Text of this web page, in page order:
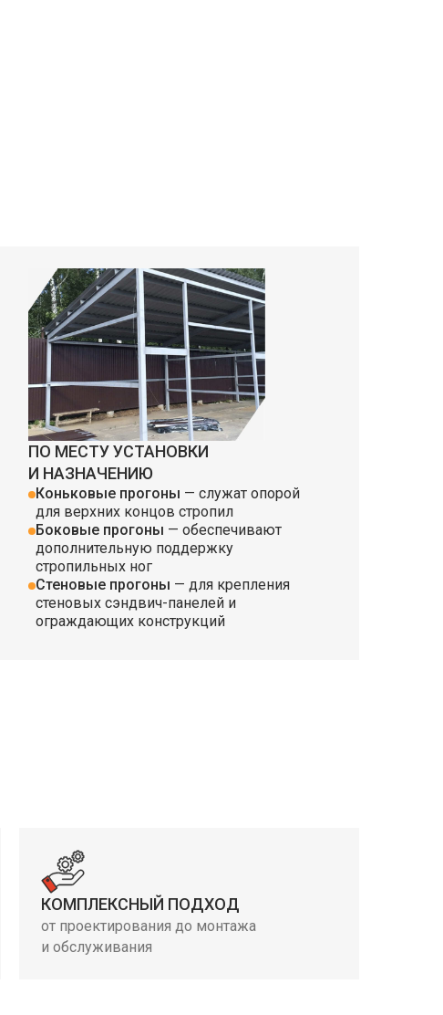
ПО МЕСТУ УСТАНОВКИ
И НАЗНАЧЕНИЮ
Коньковые прогоны — служат опорой
для верхних концов стропил
Боковые прогоны — обеспечивают
дополнительную поддержку
стропильных ног
Стеновые прогоны — для крепления
стеновых сэндвич-панелей и
ограждающих конструкций
КОМПЛЕКСНЫЙ ПОДХОД
от проектирования до монтажа
и обслуживания